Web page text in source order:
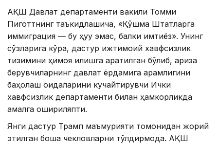
АҚШ Давлат департаменти вакили Томми
Пиготтнинг таъкидлашича, «Қўшма Штатларга
иммиграция — бу ҳуқуқ эмас, балки имтиёз». Унинг
сўзларига кўра, дастур ижтимоий хавфсизлик
тизимини ҳимоя қилишга қаратилган бўлиб, ариза
берувчиларнинг давлат ёрдамига қарамлигини
баҳолаш қоидаларини кучайтирувчи Ички
хавфсизлик департаменти билан ҳамкорликда
амалга ошириляпти.
Янги дастур Трамп маъмурияти томонидан жорий
этилган бошқа чекловларни тўлдирмоқда. АҚШ